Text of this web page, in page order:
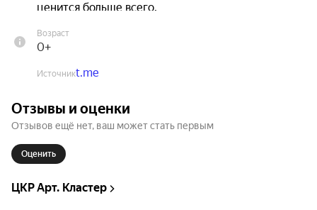
ценится больше всего.
«Мой первый спектакль» — это пространство,
Хрустящие звуки, мягкий свет, необычные
исследует — актёры следуют за ним.
Вы не будете шикать и объяснять, как надо. Вы
просто окажетесь рядом и вместе вспомните,
Возраст
0+
Источникt.me
Отзывы и оценки
Отзывов ещё нет, ваш может стать первым
Оценить
ЦКР Арт. Кластер